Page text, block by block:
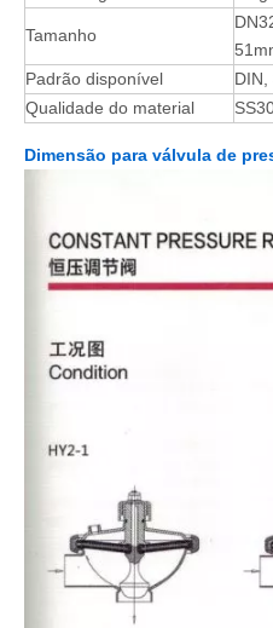
Tamanho
Padrão disponível
DIN,
Qualidade do material
Dimensão para válvula de